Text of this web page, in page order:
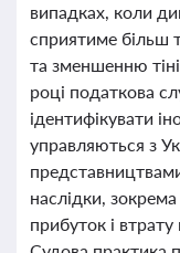
випадках, коли
сприятиме більш
та зменшенню
році податкова
ідентифікувати
управляються з
наслідки,
прибуток і